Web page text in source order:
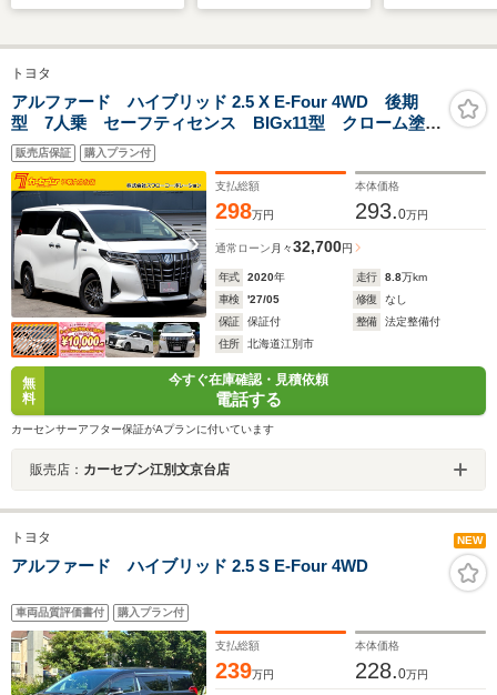
ート/アイドリングス
トヨタ
アルファード ハイブリッド 2.5 X E-Four 4WD 後期
型 7人乗 セーフティセンス BIGx11型 クローム塗装
R17アルミ バックカメラ 両側パワースライド レーダ
ークルーズ クリアランスソナー プリクラッシュ レ
ーントレーシング ETC
販売店保証 購入プラン付
支払総額
298万円
本体価格
293.0万円
通常ローン 月々32,700円
年式 2020年 走行 8.8万km
車検
'27/05 修復
なし
保証
保証付 整備
法定整備付
住所
北海道江別市
無
料
今すぐ在庫確認・見積依頼
電話する
カーセンサーアフター保証がAプランに付いています
販売店： カーセブン江別文京台店
トヨタ NEW
アルファード ハイブリッド 2.5 S E-Four 4WD
車両品質評価書付 購入プラン付
支払総額
239万円
本体価格
228.0万円